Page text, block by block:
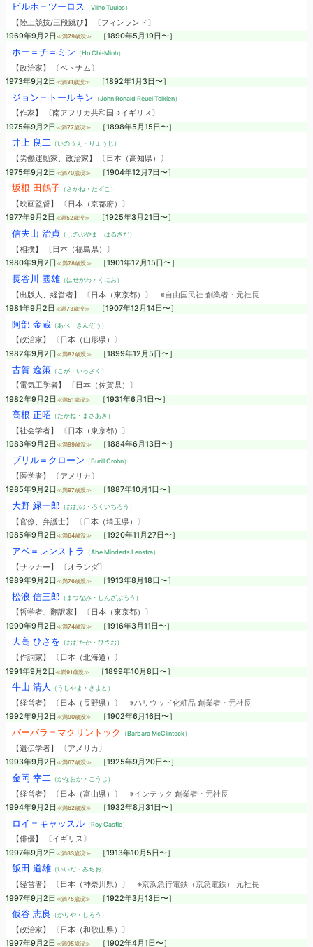
ビルホ＝ツーロス （Vilho Tuulos）
【陸上競技/三段跳び】 〔フィンランド〕
1969年9月2日 ≪満79歳没≫ ［1890年5月19日〜］
ホー＝チ＝ミン （Ho Chi-Minh）
【政治家】 〔ベトナム〕
1973年9月2日 ≪満81歳没≫ ［1892年1月3日〜］
ジョン＝トールキン （John Ronald Reuel Tolkien）
【作家】 〔南アフリカ共和国→イギリス〕
1975年9月2日 ≪満77歳没≫ ［1898年5月15日〜］
井上 良二（いのうえ・りょうじ）
【労働運動家、政治家】 〔日本（高知県）〕
1975年9月2日 ≪満70歳没≫ ［1904年12月7日〜］
坂根 田鶴子（さかね・たずこ）
【映画監督】 〔日本（京都府）〕
1977年9月2日 ≪満52歳没≫ ［1925年3月21日〜］
信夫山 治貞 （しのぶやま・はるさだ）
【相撲】 〔日本（福島県）〕
1980年9月2日 ≪満78歳没≫ ［1901年12月15日〜］
長谷川 國雄（はせがわ・くにお）
【出版人、経営者】 〔日本（東京都）〕 ※自由国民社 創業者・元社長
1981年9月2日 ≪満73歳没≫ ［1907年12月14日〜］
阿部 金蔵（あべ・きんぞう）
【政治家】 〔日本（山形県）〕
1982年9月2日 ≪満82歳没≫ ［1899年12月5日〜］
古賀 逸策 （こが・いっさく）
【電気工学者】 〔日本（佐賀県）〕
1982年9月2日 ≪満51歳没≫ ［1931年6月1日〜］
高根 正昭 （たかね・まさあき）
【社会学者】 〔日本（東京都）〕
1983年9月2日 ≪満99歳没≫ ［1884年6月13日〜］
ブリル＝クローン （Burill Crohn）
【医学者】 〔アメリカ〕
1985年9月2日 ≪満97歳没≫ ［1887年10月1日〜］
大野 緑一郎（おおの・ろくいちろう）
【官僚、弁護士】 〔日本（埼玉県）〕
1985年9月2日 ≪満64歳没≫ ［1920年11月27日〜］
アベ＝レンストラ （Abe Minderts Lenstra）
【サッカー】 〔オランダ〕
1989年9月2日 ≪満76歳没≫ ［1913年8月18日〜］
松浪 信三郎（まつなみ・しんざぶろう）
【哲学者、翻訳家】 〔日本（東京都）〕
1990年9月2日 ≪満74歳没≫ ［1916年3月11日〜］
大高 ひさを （おおたか・ひさお）
【作詞家】 〔日本（北海道）〕
1991年9月2日 ≪満91歳没≫ ［1899年10月8日〜］
牛山 清人 （うしやま・きよと）
【経営者】 〔日本（長野県）〕 ※ハリウッド化粧品 創業者・元社長
1992年9月2日 ≪満90歳没≫ ［1902年6月16日〜］
バーバラ＝マクリントック （Barbara McClintock）
【遺伝学者】 〔アメリカ〕
1993年9月2日 ≪満67歳没≫ ［1925年9月20日〜］
金岡 幸二 （かなおか・こうじ）
【経営者】 〔日本（富山県）〕 ※インテック 創業者・元社長
1994年9月2日 ≪満62歳没≫ ［1932年8月31日〜］
ロイ＝キャッスル（Roy Castle）
【俳優】 〔イギリス〕
1997年9月2日 ≪満83歳没≫ ［1913年10月5日〜］
飯田 道雄（いいだ・みちお）
【経営者】 〔日本（神奈川県）〕 ※京浜急行電鉄（京急電鉄） 元社長
1997年9月2日 ≪満75歳没≫ ［1922年3月13日〜］
仮谷 志良 （かりや・しろう）
【政治家】 〔日本（和歌山県）〕
1997年9月2日 ≪満95歳没≫ ［1902年4月1日〜］